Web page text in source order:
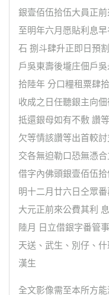
銀壹佰伍拾伍大員正
至明年六月愿貼利息
石 捌斗肆升正即日預
戶吳東壽後壠庄佃戶
拾陸年 分口糧租粟肆
收成之日任聽銀主向
抵還銀母如有不敷 讚
欠等情該讚等出首較
交各無迫勒口恐無憑
借字內佛頭銀壹佰伍
明十二月廿六日仝眾
大元正前來公費其利
陸月 日立借銀字番管
天送、武生、別仔、
漢生
全文影像需至本所方能